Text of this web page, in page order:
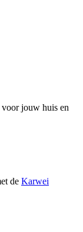
voor jouw huis en
de Karwei